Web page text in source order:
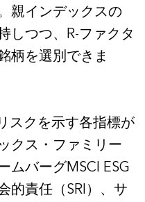
親インデックスの
しつつ、R-ファクタ
柄を選別できま
スクを示す各指標が
クス・ファミリー
ムバーグMSCI ESG
的責任（SRI）、サ